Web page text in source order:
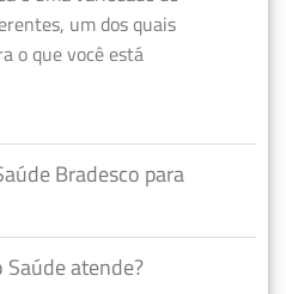
um dos quais
o que você está
Bradesco para
Saúde atende?